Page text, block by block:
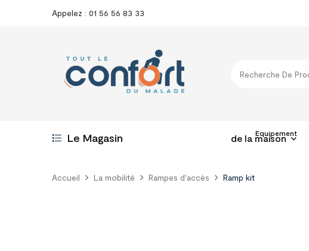
Appelez : 01 56 56 83 33
Le Magasin de la maison
Equipement
Accueil La mobilité Rampes d'accès Ramp kit